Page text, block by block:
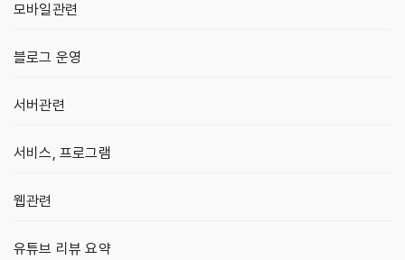
모바일관련
블로그 운영
서버관련
서비스, 프로그램
웹관련
유튜브 리뷰 요약